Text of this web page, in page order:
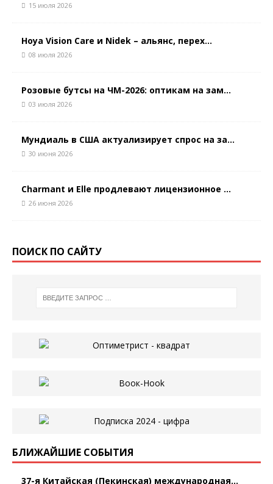
15 июля 2026
Hoya Vision Care и Nidek – альянс, перех...
08 июля 2026
Розовые бутсы на ЧМ-2026: оптикам на зам...
03 июля 2026
Мундиаль в США актуализирует спрос на за...
30 июня 2026
Charmant и Elle продлевают лицензионное ...
26 июня 2026
ПОИСК ПО САЙТУ
БЛИЖАЙШИЕ СОБЫТИЯ
37-я Китайская (Пекинская) международная...